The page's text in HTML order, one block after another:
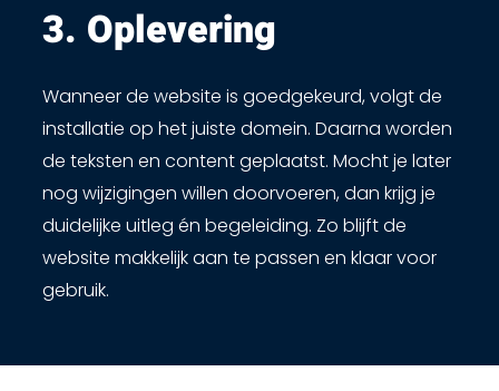
3. Oplevering ​
Wanneer de website is goedgekeurd, volgt de
installatie op het juiste domein. Daarna worden
de teksten en content geplaatst. Mocht je later
nog wijzigingen willen doorvoeren, dan krijg je
duidelijke uitleg én begeleiding. Zo blijft de
website makkelijk aan te passen en klaar voor
gebruik.